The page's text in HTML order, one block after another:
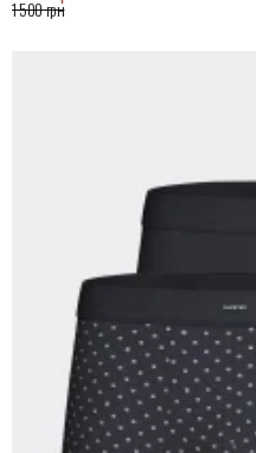
1 500 грн